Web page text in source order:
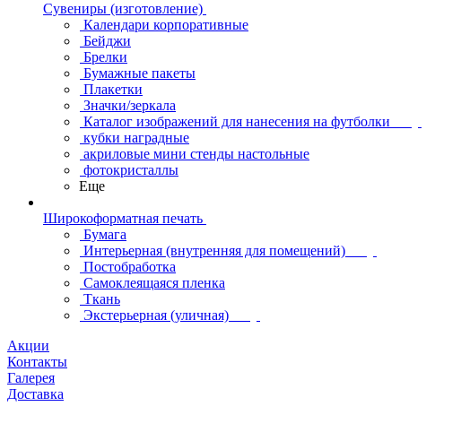
Сувениры (изготовление)
Календари корпоративные
Бейджи
Брелки
Бумажные пакеты
Плакетки
Значки/зеркала
Каталог изображений для нанесения на футболки
кубки наградные
акриловые мини стенды настольные
фотокристаллы
Еще
Широкоформатная печать
Бумага
Интерьерная (внутренняя для помещений)
Постобработка
Самоклеящаяся пленка
Ткань
Экстерьерная (уличная)
Акции
Контакты
Галерея
Доставка